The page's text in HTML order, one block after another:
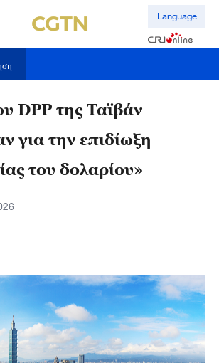
Language
DPP της Ταϊβάν
για την επιδίωξη
του δολαρίου»